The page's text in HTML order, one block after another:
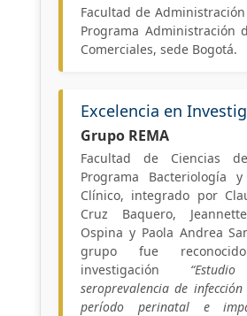
Facultad de Administración
Programa Administración
Comerciales, sede Bogotá.
Excelencia en
Grupo REMA
Facultad de Ciencias
Programa Bacteriología
Clínico, integrado por
Cruz Baquero,
Ospina y Paola Andrea
grupo fue
investigación
seroprevalencia de infección
período perinatal e